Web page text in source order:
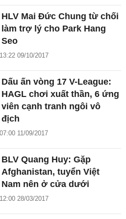
HLV Mai Đức Chung từ chối
làm trợ lý cho Park Hang
Seo
13:22 09/10/2017
Dấu ấn vòng 17 V-League:
HAGL chơi xuất thần, 6 ứng
viên cạnh tranh ngôi vô
địch
07:00 11/09/2017
BLV Quang Huy: Gặp
Afghanistan, tuyển Việt
Nam nên ở cửa dưới
12:00 28/03/2017